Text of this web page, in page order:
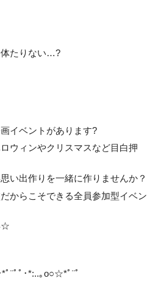
体たりない…?
イベントがあります?
ウィンやクリスマスなど目白押
い出作りを一緒に作りませんか？
からこそできる全員参加型イベン
☆
¨ﾟﾟ･*:..｡o○☆*ﾟ¨ﾟ